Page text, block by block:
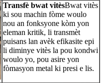
Transfè bwat vitèsBwat vitès
ki sou machin fòme woulo
nou an fonksyone kòm yon
eleman kritik, li transmèt
puisans lan avèk efikasite epi
li diminye vitès la pou kondwi
woulo yo, pou asire yon
fòmasyon metal ki presi e lis.